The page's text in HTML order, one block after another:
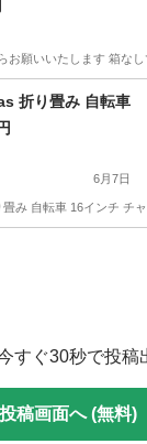
お願いいたします 箱な
セサリー スマートウォ
折り畳み 自転車
6月7日
畳み 自転車 16インチ
すぐ30秒で投稿
投稿画面へ (無料)